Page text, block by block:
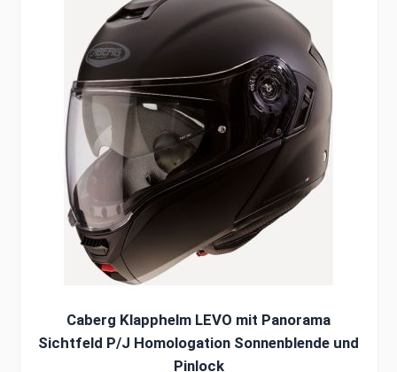
Caberg Klapphelm LEVO mit Panorama
Sichtfeld P/J Homologation Sonnenblende und
Pinlock